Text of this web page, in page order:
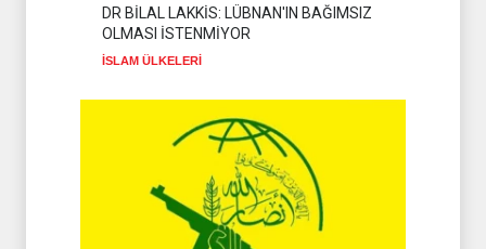
DR BİLAL LAKKİS: LÜBNAN'IN BAĞIMSIZ
OLMASI İSTENMİYOR
İSLAM ÜLKELERİ